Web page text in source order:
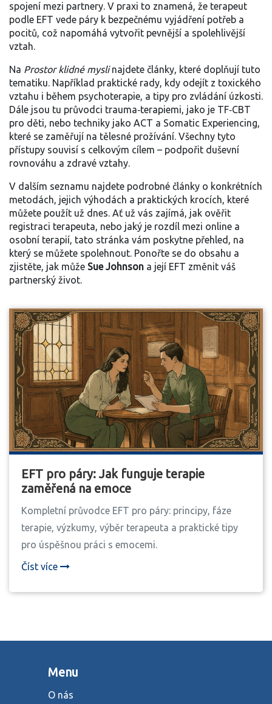
spojení mezi partnery. V praxi to znamená, že terapeut
podle EFT vede páry k bezpečnému vyjádření potřeb a
pocitů, což napomáhá vytvořit pevnější a spolehlivější
vztah.
Na Prostor klidné myslinajdete články, které doplňují tuto
tematiku. Například praktické rady, kdy odejít z toxického
vztahu i během psychoterapie, a tipy pro zvládání úzkosti.
Dále jsou tu průvodci trauma‑terapiemi, jako je TF‑CBT
pro děti, nebo techniky jako ACT a Somatic Experiencing,
které se zaměřují na tělesné prožívání. Všechny tyto
přístupy souvisí s celkovým cílem – podpořit duševní
rovnováhu a zdravé vztahy.
V dalším seznamu najdete podrobné články o konkrétních
metodách, jejich výhodách a praktických krocích, které
můžete použít už dnes. Ať už vás zajímá, jak ověřit
registraci terapeuta, nebo jaký je rozdíl mezi online a
osobní terapií, tato stránka vám poskytne přehled, na
který se můžete spolehnout. Ponořte se do obsahu a
zjistěte, jak může Sue Johnson a její EFT změnit váš
partnerský život.
EFT pro páry: Jak funguje terapie
zaměřená na emoce
Kompletní průvodce EFT pro páry: principy, fáze
terapie, výzkumy, výběr terapeuta a praktické tipy
pro úspěšnou práci s emocemi.
Číst více
Menu
O nás